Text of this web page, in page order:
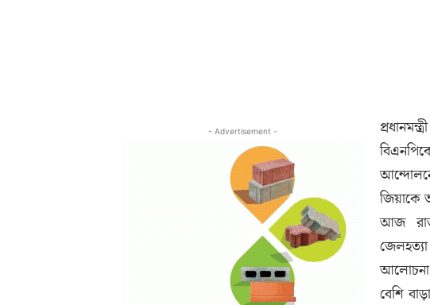
- Advertisement -
জিয়াকে
আজ
আলোচনা
বেশি